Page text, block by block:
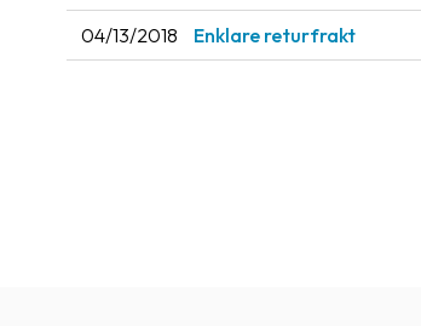
04/13/2018 Enklare returfrakt